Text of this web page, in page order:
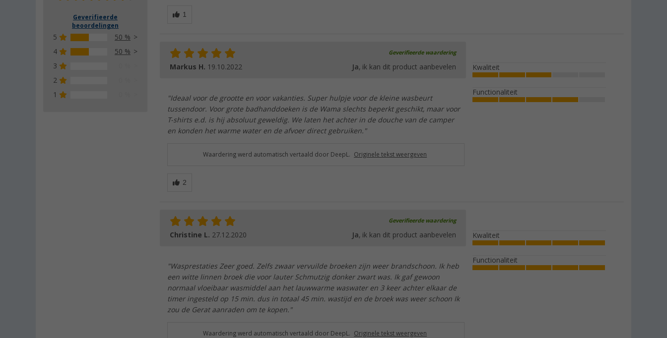
Geverifieerde
beoordelingen
5
50 %
4
50 %
3
2
1
Geverifieerde waardering
Markus H. 19.10.2022 Ja, ik kan dit product aanbevelen
"Ideaal voor de grootte en voor vakanties. Super hulpje voor de kleine wasbeurt
tussendoor. Voor grote badhanddoeken is de Wama slechts beperkt geschikt, maar voor
T-shirts e.d. is hij absoluut geweldig. We laten het achter in de douche van de camper
en konden het warme water en de afvoer direct gebruiken."
Kwaliteit
Functionaliteit
Waardering werd automatisch vertaald door DeepL. Originele tekst weergeven
Geverifieerde waardering
Christine L. 27.12.2020 Ja, ik kan dit product aanbevelen
"Wasprestaties Zeer goed. Zelfs zwaar vervuilde broeken zijn weer brandschoon. Ik heb
een witte linnen broek die voor lauter Schmutzig donker zwart was. Ik gaf gewoon
normaal vloeibaar wasmiddel aan het lauwwarme waswater en 3 keer achter elkaar de
timer ingesteld op 15 min. dus in totaal 45 min. wastijd en de broek was weer schoon Ik
zou de Gerat aanraden om te kopen."
Kwaliteit
Functionaliteit
Waardering werd automatisch vertaald door DeepL. Originele tekst weergeven